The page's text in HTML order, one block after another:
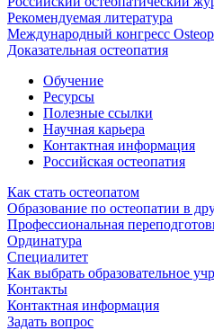
Рекомендуемая литература
Международный конгресс
Доказательная остеопатия
Обучение
Ресурсы
Полезные ссылки
Научная карьера
Контактная информация
Российская остеопатия
Как стать остеопатом
Образование по остеопатии в
Профессиональная
Ординатура
Специалитет
Как выбрать образовательное
Контакты
Контактная информация
Задать вопрос